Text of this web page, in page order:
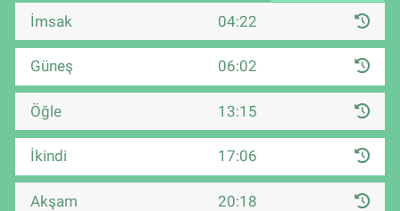
İmsak 04:22
Güneş 06:02
Öğle 13:15
İkindi 17:06
Akşam 20:18